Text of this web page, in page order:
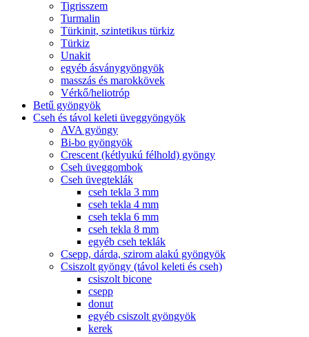
Tigrisszem
Turmalin
Türkinit, szintetikus türkiz
Türkiz
Unakit
egyéb ásványgyöngyök
masszás és marokkövek
Vérkő/heliotróp
Betű gyöngyök
Cseh és távol keleti üveggyöngyök
AVA gyöngy
Bi-bo gyöngyök
Crescent (kétlyukú félhold) gyöngy
Cseh üveggombok
Cseh üvegteklák
cseh tekla 3 mm
cseh tekla 4 mm
cseh tekla 6 mm
cseh tekla 8 mm
egyéb cseh teklák
Csepp, dárda, szirom alakú gyöngyök
Csiszolt gyöngy (távol keleti és cseh)
csiszolt bicone
csepp
donut
egyéb csiszolt gyöngyök
kerek